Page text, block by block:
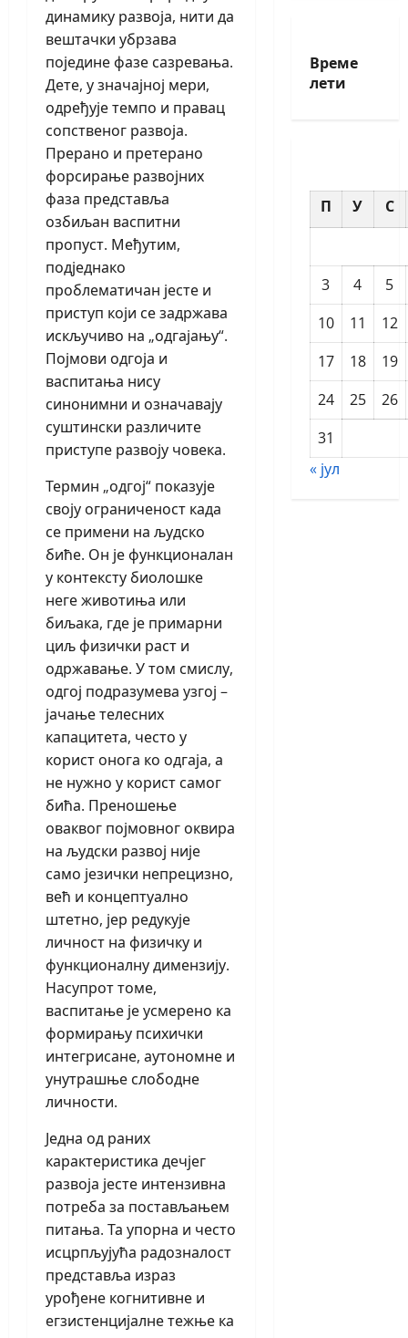
динамику развоја, нити да
вештачки убрзава
поједине фазе сазревања.
Дете, у значајној мери,
одређује темпо и правац
сопственог развоја.
Прерано и претерано
форсирање развојних
фаза представља
озбиљан васпитни
пропуст. Међутим,
подједнако
проблематичан јесте и
приступ који се задржава
искључиво на „одгајању“.
Појмови одгоја и
васпитања нису
синонимни и означавају
суштински различите
приступе развоју човека.
Термин „одгој“ показује
своју ограниченост када
се примени на људско
биће. Он је функционалан
у контексту биолошке
неге животиња или
биљака, где је примарни
циљ физички раст и
одржавање. У том смислу,
одгој подразумева узгој –
јачање телесних
капацитета, често у
корист онога ко одгаја, а
не нужно у корист самог
бића. Преношење
оваквог појмовног оквира
на људски развој није
само језички непрецизно,
већ и концептуално
штетно, јер редукује
личност на физичку и
функционалну димензију.
Насупрот томе,
васпитање је усмерено ка
формирању психички
интегрисане, аутономне и
унутрашње слободне
личности.
Једна од раних
карактеристика дечјег
развоја јесте интензивна
потреба за постављањем
питања. Та упорна и често
исцрпљујућа радозналост
представља израз
урођене когнитивне и
егзистенцијалне тежње ка
Време
лети
П У С
3 4
5
10
11
12
17
18
19
24
25
26
31
« јул